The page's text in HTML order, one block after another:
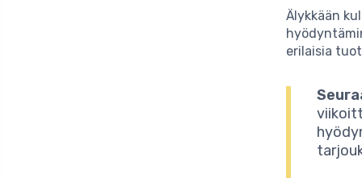
Älykkään
erilaisia